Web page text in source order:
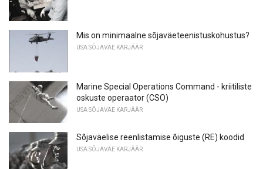
Mis on minimaalne sõjaväeteenistuskohustus?
USA SÕJAVÄE KARJÄÄR
Marine Special Operations Command - kriitiliste
oskuste operaator (CSO)
USA SÕJAVÄE KARJÄÄR
Sõjaväelise reenlistamise õiguste (RE) koodid
USA SÕJAVÄE KARJÄÄR